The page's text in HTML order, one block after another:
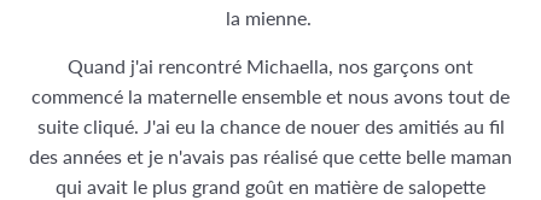
la mienne.
Quand j'ai rencontré Michaella, nos garçons ont
commencé la maternelle ensemble et nous avons tout de
suite cliqué. J'ai eu la chance de nouer des amitiés au fil
des années et je n'avais pas réalisé que cette belle maman
qui avait le plus grand goût en matière de salopette